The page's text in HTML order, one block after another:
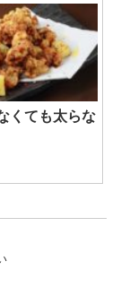
くても太らな